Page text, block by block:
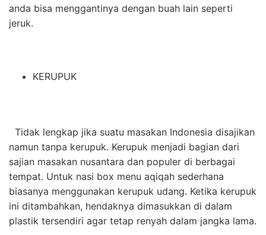
anda bisa menggantinya dengan buah lain seperti
jeruk.
KERUPUK
Tidak lengkap jika suatu masakan Indonesia disajikan
namun tanpa kerupuk. Kerupuk menjadi bagian dari
sajian masakan nusantara dan populer di berbagai
tempat. Untuk nasi box menu aqiqah sederhana
biasanya menggunakan kerupuk udang. Ketika kerupuk
ini ditambahkan, hendaknya dimasukkan di dalam
plastik tersendiri agar tetap renyah dalam jangka lama.